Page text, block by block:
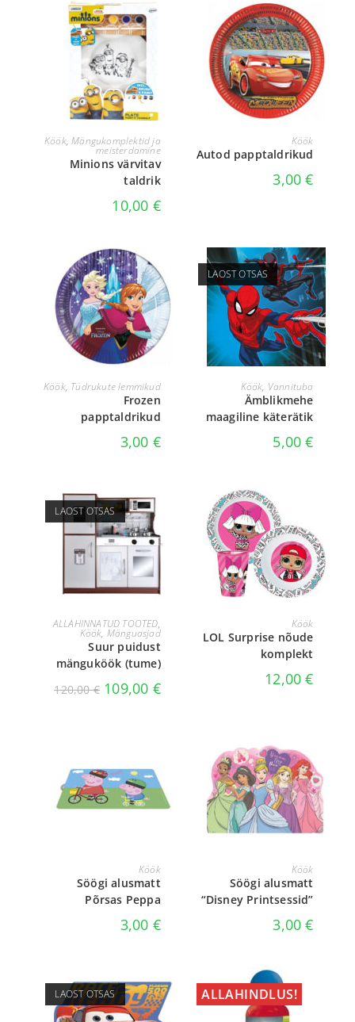
LISA KORVI
Köök,Mängukomplektid ja
meisterdamine
Minions värvitav
taldrik
10,00 €
Köök
Autod papptaldrikud
3,00€
LISA KORVI
Köök, Tüdrukute lemmikud
Frozen
papptaldrikud
3,00 €
LAOST OTSAS
LOE EDASI
Köök, Vannituba
Ämblikmehe
maagiline käterätik
5,00€
LAOST OTSAS
LOE EDASI
ALLAHINNATUD TOOTED,
Köök, Mänguasjad
Suur puidust
mänguköök (tume)
120,00€ 109,00 €
Köök
LOL Surprise nõude
komplekt
12,00€
Köök
Söögi alusmatt
Põrsas Peppa
3,00 €
Köök
Söögi alusmatt
“Disney Printsessid”
3,00€
LAOST OTSAS ALLAHINDLUS!